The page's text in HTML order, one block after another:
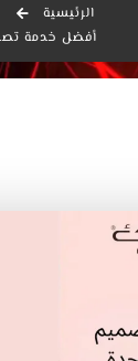
الرئيسية
أفضل خدمة